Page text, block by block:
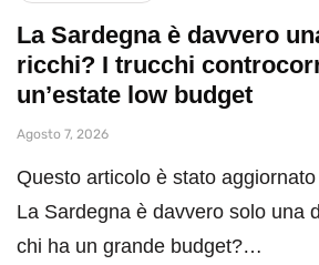
La Sardegna è davvero
ricchi? I trucchi
un’estate low budget
Agosto 7, 2026
Questo articolo è stato
La Sardegna è davvero solo una
chi ha un grande budget?…